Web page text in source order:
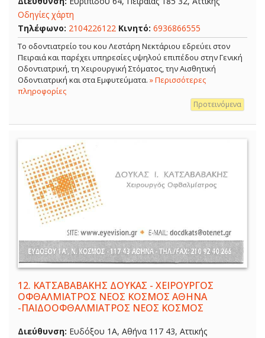
Οδηγίες χάρτη
Τηλέφωνο: 2104226122 Κινητό: 6936866555
Το οδοντιατρείο του κου Λεστάρη Νεκτάριου εδρεύει στον
Πειραιά και παρέχει υπηρεσίες υψηλού επιπέδου στην Γενική
Οδοντιατρική, τη Χειρουργική Στόματος, την Αισθητική
Οδοντιατρική και στα Εμφυτεύματα. » Περισσότερες
πληροφορίες
Προτεινόμενα
12. ΚΑΤΣΑΒΑΒΑΚΗΣ ΔΟΥΚΑΣ - ΧΕΙΡΟΥΡΓΟΣ
ΟΦΘΑΛΜΙΑΤΡΟΣ ΝΕΟΣ ΚΟΣΜΟΣ ΑΘΗΝΑ
-ΠΑΙΔΟΟΦΘΑΛΜΙΑΤΡΟΣ ΝΕΟΣ ΚΟΣΜΟΣ
Διεύθυνση: Ευδόξου 1Α, Αθήνα 117 43, Αττικής